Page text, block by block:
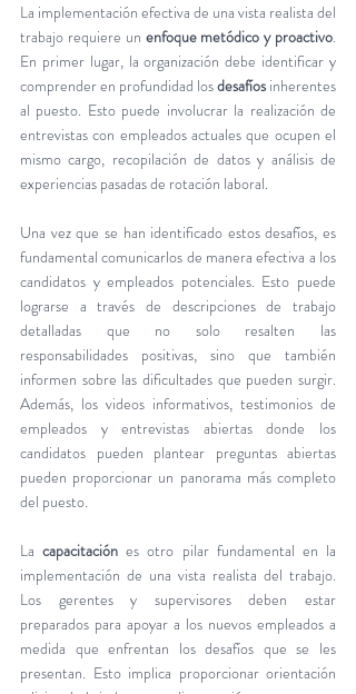
La implementación efectiva de una vista realista del
trabajo requiere un enfoque metódico y proactivo.
En primer lugar, la organización debe identificar y
comprender en profundidad los desafíos inherentes
al puesto. Esto puede involucrar la realización de
entrevistas con empleados actuales que ocupen el
mismo cargo, recopilación de datos y análisis de
experiencias pasadas de rotación laboral.
Una vez que se han identificado estos desafíos, es
fundamental comunicarlos de manera efectiva a los
candidatos y empleados potenciales. Esto puede
lograrse a través de descripciones de trabajo
detalladas que no solo resalten las
responsabilidades positivas, sino que también
informen sobre las dificultades que pueden surgir.
Además, los videos informativos, testimonios de
empleados y entrevistas abiertas donde los
candidatos pueden plantear preguntas abiertas
pueden proporcionar un panorama más completo
del puesto.
La capacitación es otro pilar fundamental en la
implementación de una vista realista del trabajo.
Los gerentes y supervisores deben estar
preparados para apoyar a los nuevos empleados a
medida que enfrentan los desafíos que se les
presentan. Esto implica proporcionar orientación